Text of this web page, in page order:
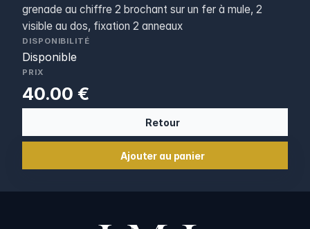
grenade au chiffre 2 brochant sur un fer à mule, 2
visible au dos, fixation 2 anneaux
DISPONIBILITÉ
Disponible
PRIX
40.00 €
Retour
Ajouter au panier